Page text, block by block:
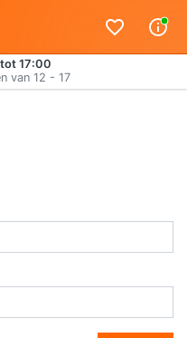
17:00
van 12 - 17